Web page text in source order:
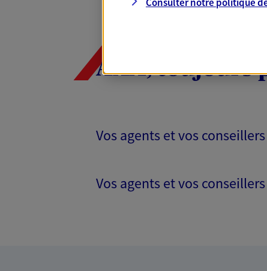
AXA, toujours
Vos agents et vos
Vos agents et vos